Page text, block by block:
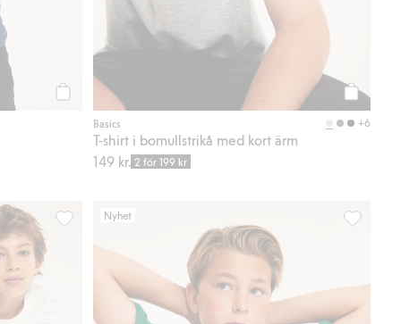
Köp
Basics +6
T-shirt i bomullstrikå med kort ärm
149 kr. 2 för 199 kr
favoriter Randig t-shirt i bomullsslub, Lägg till i favoriter
Nyhet